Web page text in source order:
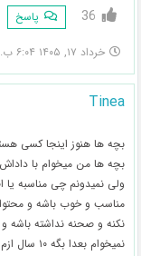
36 پاسخ
خرداد ۱۷, ۱۴۰۵ ۶:۰۴ ب.ظ
Tinea
بچه ها هنوز اینجا کسی
بچه ها من میخوام با
ولی نمیدونم چی مناسبه
مناسب و خوب باشه و
نکنه و صحنه نداشته باشه
نمیخوام بعدا بگه ۱۰ سال ازم بزرگتر بودی اون چی بود نشونم دادی😂